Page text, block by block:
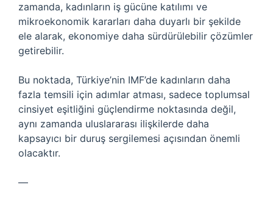
zamanda, kadınların iş gücüne katılımı ve
mikroekonomik kararları daha duyarlı bir şekilde
ele alarak, ekonomiye daha sürdürülebilir çözümler
getirebilir.
Bu noktada, Türkiye’nin IMF’de kadınların daha
fazla temsili için adımlar atması, sadece toplumsal
cinsiyet eşitliğini güçlendirme noktasında değil,
aynı zamanda uluslararası ilişkilerde daha
kapsayıcı bir duruş sergilemesi açısından önemli
olacaktır.
—